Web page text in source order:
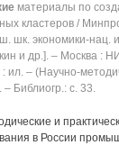
материалы по
кластеров /
шк. экономики-нац.
и др.]. ‒ Москва :
ил. ‒ (Научно-
Библиогр.: с. 33.
и
в России